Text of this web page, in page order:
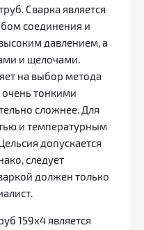
Сварка является
соединения и
давлением, а
и щелочами.
на выбор метода
очень тонкими
сложнее. Для
и температурным
допускается
следует
должен только
159х4 является